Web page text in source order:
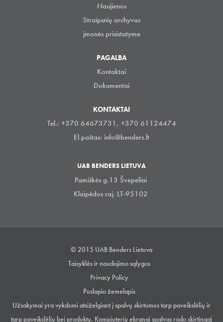
Naujienos
Straipsnių archyvas
įmonės prisistatyme
PAGALBA
Kontaktai
Dokumentai
KONTAKTAI
Tel.: +370 64673731, +370 61124474
El.paštas: info@benders.lt
UAB BENDERS LIETUVA
Pamiškės g.13 Švepeliai
Klaipėdos raj. LT-95102
© 2015 UAB Benders Lietuva
Taisyklės ir naudojimo sąlygos
Privacy Policy
Puslapio žemelapis
Užsakymai yra vykdomi atsiželgiant į spalvų skirtumus tarp paveikslėlių ir
tarp paveikslėlių bei produktų. Kompiuterių ekranai spalvas rodo skirtingai